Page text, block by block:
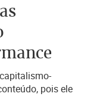
pois ele